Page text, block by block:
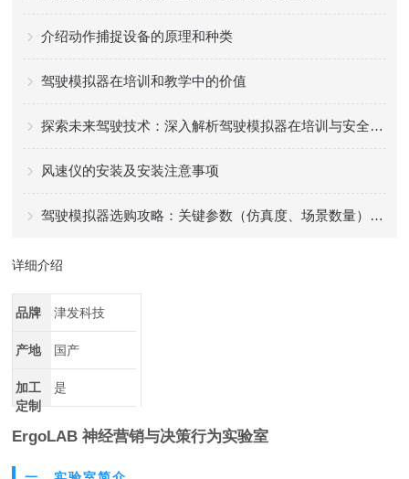
介绍动作捕捉设备的原理和种类
驾驶模拟器在培训和教学中的价值
探索未来驾驶技术：深入解析驾驶模拟器在培训与安全教育中的应用与优势
风速仪的安装及安装注意事项
驾驶模拟器选购攻略：关键参数（仿真度、场景数量）+ 适配场景
详细介绍
品牌 津发科技
产地 国产
加工
定制
是
ErgoLAB 神经营销与决策行为实验室